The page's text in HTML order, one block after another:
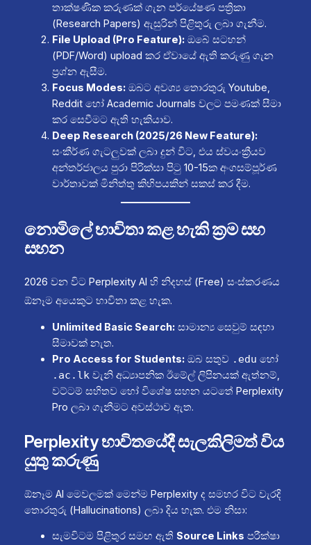
තාක්ෂණික කරුණක් ගැන පර්යේෂණ පත්‍රිකා
(Research Papers) ඇසුරින් පිළිතුරු ලබා ගැනීම.
File Upload (Pro Feature):ඔබේ සටහන්
(PDF/Word) upload කර ඒවායේ ඇති කරුණු ගැන
ප්‍රශ්න ඇසීම.
Focus Modes:ඔබට අවශ්‍ය තොරතුරු Youtube,
Reddit හෝ Academic Journals වලට පමණක් සීමා
කර සෙවීමට ඇති හැකියාව.
Deep Research (2025/26 New Feature):
සංකීර්ණ ගැටලුවක් ලබා දුන් විට, එය ස්වයංක්‍රීයව
අන්තර්ජාලය පුරා පිරික්සා පිටු 10-15ක අංගසම්පූර්ණ
වාර්තාවක් මිනිත්තු කිහිපයකින් සකස් කර දීම.
නොමිලේ භාවිතා කළ හැකි ක්‍රම සහ
සහන
2026 වන විට Perplexity AI හි නිදහස් (Free) සංස්කරණය
ඕනෑම අයෙකුට භාවිතා කළ හැක.
Unlimited Basic Search:සාමාන්‍ය සෙවුම් සඳහා
සීමාවක් නැත.
Pro Access for Students:ඔබ සතුව .edu හෝ
.ac.lkවැනි අධ්‍යාපනික ඊමේල් ලිපිනයක් ඇත්නම්,
වට්ටම් සහිතව හෝ විශේෂ සහන යටතේ Perplexity
Pro ලබා ගැනීමට අවස්ථාව ඇත.
Perplexity භාවිතයේදී සැලකිලිමත් විය
යුතු කරුණු
ඕනෑම AI මෙවලමක් මෙන්ම Perplexity ද සමහර විට වැරදි
තොරතුරු (Hallucinations) ලබා දිය හැක. එම නිසා:
සැමවිටම පිළිතුර සමඟ ඇති Source Links පරීක්ෂා